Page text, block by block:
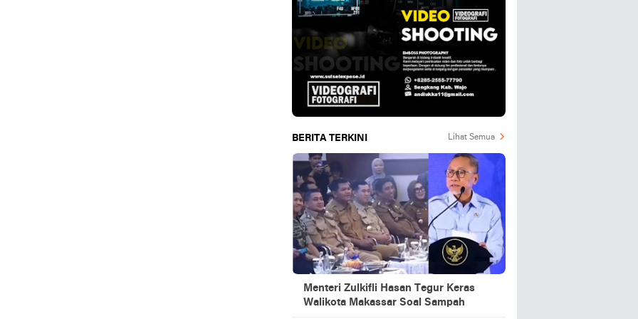
BERITA TERKINI Lihat Semua
Menteri Zulkifli Hasan Tegur Keras
Walikota Makassar Soal Sampah